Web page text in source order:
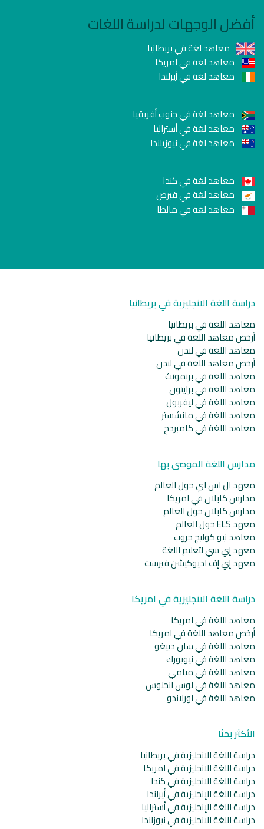
أفضل الوجهات لدراسة اللغات
معاهد لغة في بريطانيا
معاهد لغة في امريكا
معاهد لغة في أيرلندا
معاهد لغة في جنوب أفريقيا
معاهد لغة في أستراليا
معاهد لغة في نيوزيلندا
معاهد لغة في كندا
معاهد لغة في قبرص
معاهد لغة في مالطا
دراسة اللغة الانجليزية في بريطانيا
معاهد اللغة في بريطانيا
أرخص معاهد اللغة في بريطانيا
معاهد اللغة في لندن
أرخص معاهد اللغة في لندن
معاهد اللغة في برنمونث
معاهد اللغة في برايتون
معاهد اللغة في ليفربول
معاهد اللغة في مانشستر
معاهد اللغة في كامبردج
مدارس اللغة الموصى بها
معهد ال اس اي حول العالم
مدارس كابلان في امريكا
مدارس كابلان حول العالم
معهد ELS حول العالم
معاهد نيو كوليج جروب
معهد إي سي لتعليم اللغة
معهد إي إف اديوكيشن فيرست
دراسة اللغة الانجليزية في امريكا
معاهد اللغة في امريكا
أرخص معاهد اللغة في امريكا
معاهد اللغة في سان دييغو
معاهد اللغة في نيويورك
معاهد اللغة في ميامي
معاهد اللغة في لوس انجلوس
معاهد اللغة في اورلاندو
الأكثر بحثا
دراسة اللغة الانجليزية في بريطانيا
دراسة اللغة الانجليزية في امريكا
دراسة اللغة الانجليزية في كندا
دراسة اللغة الإنجليزية في أيرلندا
دراسة اللغة الإنجليزية في أستراليا
دراسة اللغة الانجليزية في نيوزلندا